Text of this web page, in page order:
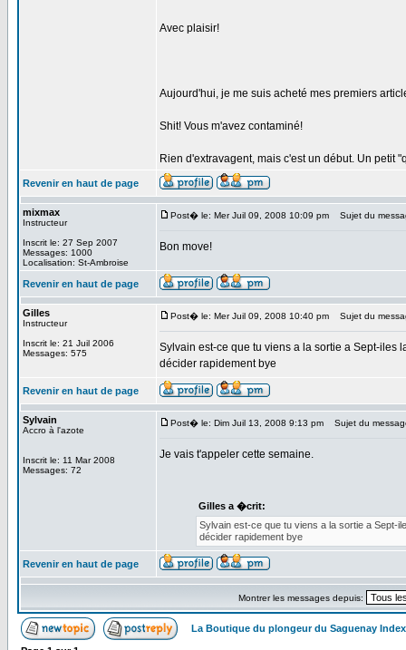
Avec plaisir!
Aujourd'hui, je me suis acheté mes premiers
Shit! Vous m'avez contaminé!
Rien d'extravagent, mais c'est un début. Un petit
Revenir en haut de page
mixmax
Instructeur
Inscrit le: 27 Sep 2007
Messages: 1000
Localisation: St-Ambroise
Post� le: Mer Juil 09, 2008 10:09 pm Sujet du
Bon move!
Revenir en haut de page
Gilles
Instructeur
Inscrit le: 21 Juil 2006
Messages: 575
Post� le: Mer Juil 09, 2008 10:40 pm Sujet du
Sylvain est-ce que tu viens a la sortie a Sept-iles
décider rapidement bye
Revenir en haut de page
Sylvain
Accro à l'azote
Inscrit le: 11 Mar 2008
Messages: 72
Post� le: Dim Juil 13, 2008 9:13 pm Sujet du
Je vais t'appeler cette semaine.
Gilles a �crit:
Sylvain est-ce que tu viens a la sortie a Sept-
décider rapidement bye
Revenir en haut de page
Montrer les messages depuis:
La Boutique du plongeur du Saguenay